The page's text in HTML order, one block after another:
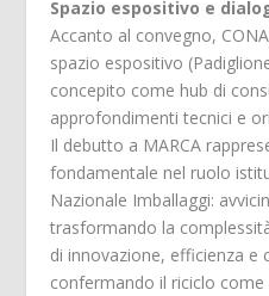
Spazio espositivo e
Accanto al convegno,
spazio espositivo
concepito come hub di
approfondimenti tecnici e
Il debutto a MARCA
fondamentale nel ruolo
Nazionale Imballaggi:
trasformando la
di innovazione, efficienza e
confermando il riciclo